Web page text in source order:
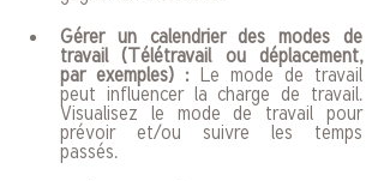
Gérer un calendrier des modes de
travail (Télétravail ou déplacement,
par exemples) : Le mode de travail
peut influencer la charge de travail.
Visualisez le mode de travail pour
prévoir et/ou suivre les temps
passés.